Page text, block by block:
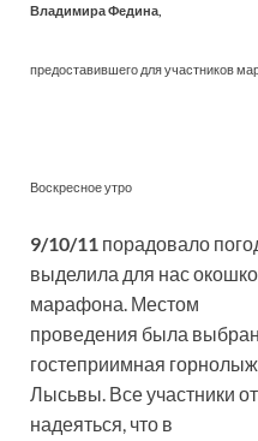
Владимира Федина,
предоставившего для участников
Воскресное утро
9/10/11 порадовало
выделила для нас
марафона. Местом
проведения была
гостеприимная
Лысьвы. Все участники
надеяться, что в